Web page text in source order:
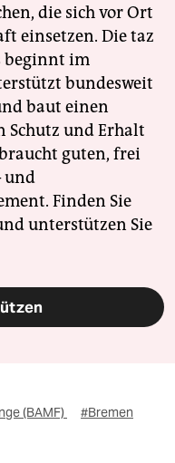
die sich vor Ort
einsetzen. Die taz
beginnt im
bundesweit
baut einen
Schutz und Erhalt
guten, frei
und
Finden Sie
unterstützen Sie
(BAMF)
#Bremen